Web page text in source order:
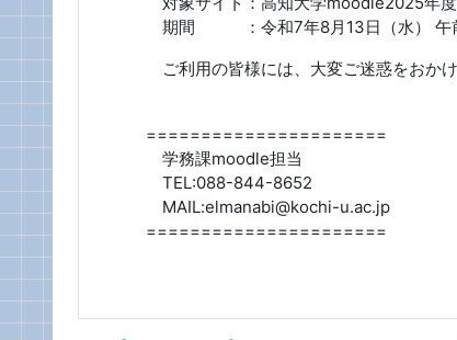
期間 ：令和7年8月13日（水）
ご利用の皆様には、大変ご迷惑をおか
======================
学務課moodle担当
TEL:088-844-8652
MAIL:elmanabi@kochi-u.ac.jp
======================